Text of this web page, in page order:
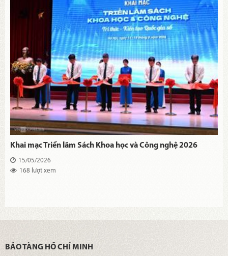
Khai mạc Triển lãm Sách Khoa học và Công nghệ 2026
15/05/2026
168 lượt xem
BẢO TÀNG HỒ CHÍ MINH